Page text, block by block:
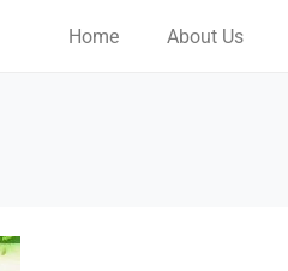
Home About Us